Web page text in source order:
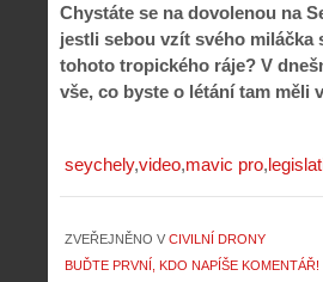
Chystáte se na dovolenou na
jestli sebou vzít svého miláčka
tohoto tropického ráje? V
vše, co byste o létání tam měli
seychely video mavic pro
ZVEŘEJNĚNO V CIVILNÍ DRONY
BUĎTE PRVNÍ, KDO NAPÍŠE KOMENTÁŘ!